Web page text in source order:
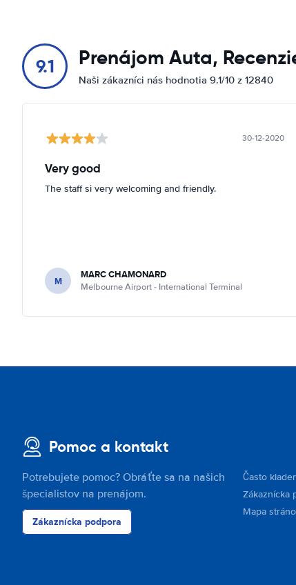
9.1 Prenájom Auta,
Naši zákazníci nás hodnotia 9.1/10 z 12840
30-12-2020
Very good
The staff si very welcoming and friendly.
M MARC CHAMONARD
Melbourne Airport - International Terminal
Pomoc a kontakt
Potrebujete pomoc? Obráťte sa na našich
špecialistov na prenájom.
Zákaznícka podpora
Často
Zákaznícka
Mapa